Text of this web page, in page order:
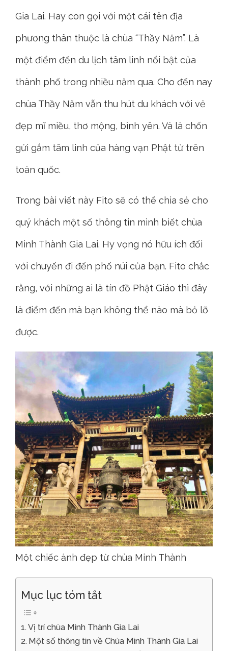
Gia Lai. Hay con gọi với một cái tên địa
phương thân thuộc là chùa “Thầy Năm”. Là
một điểm đến du lịch tâm linh nổi bật của
thành phố trong nhiều năm qua. Cho đến nay
chùa Thầy Năm vẫn thu hút du khách với vẻ
đẹp mĩ miều, thơ mộng, bình yên. Và là chốn
gửi gắm tâm linh của hàng vạn Phật tử trên
toàn quốc.
Trong bài viết này Fito sẽ có thể chia sẻ cho
quý khách một số thông tin mình biết chùa
Minh Thành Gia Lai. Hy vọng nó hữu ích đối
với chuyến đi đến phố núi của bạn. Fito chắc
rằng, với những ai là tín đồ Phật Giáo thì đây
là điểm đến mà bạn không thể nào mà bỏ lỡ
được.
Một chiếc ảnh đẹp từ chùa Minh Thành
Mục lục tóm tắt
Vị trí chùa Minh Thành Gia Lai
Một số thông tin về Chùa Minh Thành Gia Lai